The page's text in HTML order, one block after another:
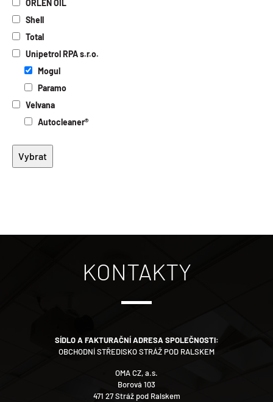
ORLEN OIL
Shell
Total
Unipetrol RPA s.r.o.
Mogul
Paramo
Velvana
Autocleaner®
KONTAKTY
SÍDLO A FAKTURAČNÍ ADRESA SPOLEČNOSTI:
OBCHODNÍ STŘEDISKO STRÁŽ POD RALSKEM
OMA CZ, a.s.
Borová 103
471 27 Stráž pod Ralskem